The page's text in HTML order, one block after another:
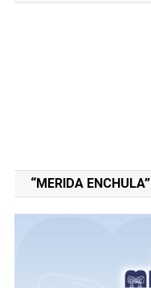
“MERIDA ENCHULA”